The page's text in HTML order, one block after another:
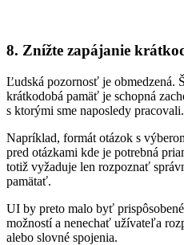
8. Znížte zapájanie
Ľudská pozornosť je obmedzená.
krátkodobá pamäť je schopná
s ktorými sme naposledy pracovali.
Napríklad, formát otázok s
pred otázkami kde je potrebná
totiž vyžaduje len rozpoznať
pamätať.
UI by preto malo byť
možnostía nenechať užívateľa
alebo slovné spojenia.